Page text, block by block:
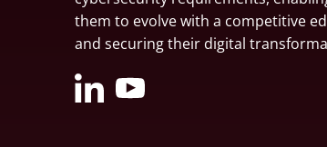
them to evolve with a competitive
and securing their digital